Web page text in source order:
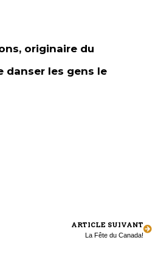
originaire du
danser les gens le
ARTICLE SUIVANT
La Fête du Canada!